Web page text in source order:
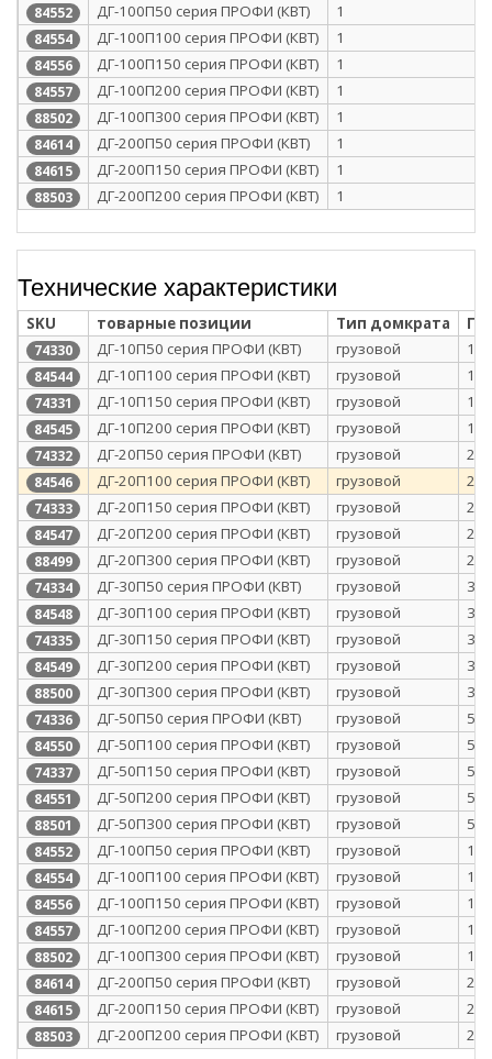
84552 ДГ-100П50 серия ПРОФИ (КВТ) 1
84554 ДГ-100П100 серия ПРОФИ (КВТ) 1
84556 ДГ-100П150 серия ПРОФИ (КВТ) 1
84557 ДГ-100П200 серия ПРОФИ (КВТ) 1
88502 ДГ-100П300 серия ПРОФИ (КВТ) 1
84614 ДГ-200П50 серия ПРОФИ (КВТ) 1
84615 ДГ-200П150 серия ПРОФИ (КВТ) 1
88503 ДГ-200П200 серия ПРОФИ (КВТ) 1
Технические характеристики
SKU товарные позиции Тип домкрата
74330 ДГ-10П50 серия ПРОФИ (КВТ) грузовой 10
84544 ДГ-10П100 серия ПРОФИ (КВТ) грузовой 10
74331 ДГ-10П150 серия ПРОФИ (КВТ) грузовой 10
84545 ДГ-10П200 серия ПРОФИ (КВТ) грузовой 10
74332 ДГ-20П50 серия ПРОФИ (КВТ) грузовой 20
84546 ДГ-20П100 серия ПРОФИ (КВТ) грузовой 20
74333 ДГ-20П150 серия ПРОФИ (КВТ) грузовой 20
84547 ДГ-20П200 серия ПРОФИ (КВТ) грузовой 20
88499 ДГ-20П300 серия ПРОФИ (КВТ) грузовой 20
74334 ДГ-30П50 серия ПРОФИ (КВТ) грузовой 30
84548 ДГ-30П100 серия ПРОФИ (КВТ) грузовой 30
74335 ДГ-30П150 серия ПРОФИ (КВТ) грузовой 30
84549 ДГ-30П200 серия ПРОФИ (КВТ) грузовой 30
88500 ДГ-30П300 серия ПРОФИ (КВТ) грузовой 30
74336 ДГ-50П50 серия ПРОФИ (КВТ) грузовой 50
84550 ДГ-50П100 серия ПРОФИ (КВТ) грузовой 50
74337 ДГ-50П150 серия ПРОФИ (КВТ) грузовой 50
84551 ДГ-50П200 серия ПРОФИ (КВТ) грузовой 50
88501 ДГ-50П300 серия ПРОФИ (КВТ) грузовой 50
84552 ДГ-100П50 серия ПРОФИ (КВТ) грузовой 100
84554 ДГ-100П100 серия ПРОФИ (КВТ) грузовой 100
84556 ДГ-100П150 серия ПРОФИ (КВТ) грузовой 100
84557 ДГ-100П200 серия ПРОФИ (КВТ) грузовой 100
88502 ДГ-100П300 серия ПРОФИ (КВТ) грузовой 100
84614 ДГ-200П50 серия ПРОФИ (КВТ) грузовой 200
84615 ДГ-200П150 серия ПРОФИ (КВТ) грузовой 200
88503 ДГ-200П200 серия ПРОФИ (КВТ) грузовой 200